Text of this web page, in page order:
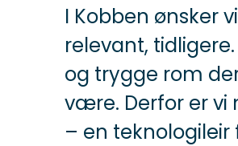
I Kobben ønsker
relevant,
og trygge rom
være. Derfor er vi
– en teknologileir